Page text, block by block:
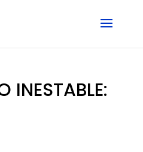
INESTABLE: